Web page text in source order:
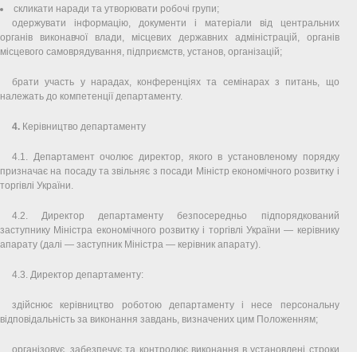
скликати наради та утворювати робочі групи;
одержувати інформацію, документи і матеріали від центральних
органів виконавчої влади, місцевих державних адміністрацій, органів
місцевого самоврядування, підприємств, установ, організацій;
брати участь у нарадах, конференціях та семінарах з питань, що
належать до компетенції департаменту.
4. Керівництво департаменту
4.1. Департамент очолює директор, якого в установленому порядку
призначає на посаду та звільняє з посади Міністр економічного розвитку і
торгівлі України.
4.2. Директор департаменту безпосередньо підпорядкований
заступнику Міністра економічного розвитку і торгівлі України — керівнику
апарату (далі — заступник Міністра — керівник апарату).
4.3. Директор департаменту:
здійснює керівництво роботою департаменту і несе персональну
відповідальність за виконання завдань, визначених цим Положенням;
організовує, забезпечує та контролює виконання в установлені строки